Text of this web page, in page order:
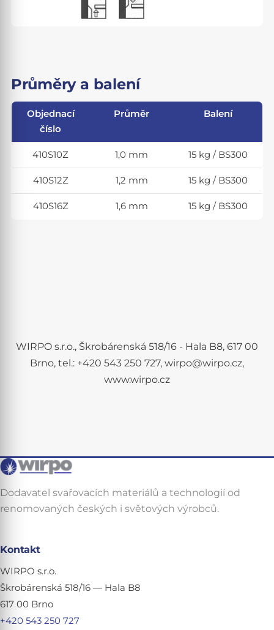
Průměry a balení
Objednací
číslo
Průměr Balení
410S10Z 1,0 mm 15 kg / BS300
410S12Z 1,2 mm 15 kg / BS300
410S16Z 1,6 mm 15 kg / BS300
WIRPO s.r.o., Škrobárenská 518/16 - Hala B8, 617 00
Brno, tel.: +420 543 250 727, wirpo@wirpo.cz,
www.wirpo.cz
Dodavatel svařovacích materiálů a technologií od
renomovaných českých i světových výrobců.
Kontakt
WIRPO s.r.o.
Škrobárenská 518/16 — Hala B8
617 00 Brno
+420 543 250 727